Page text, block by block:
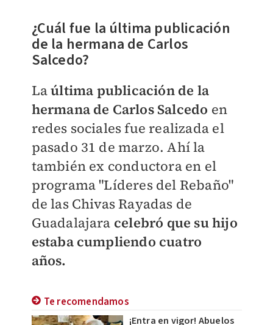
¿Cuál fue la última publicación
de la hermana de Carlos
Salcedo?
Laúltima publicación de la
hermana de Carlos Salcedo en
redes sociales fue realizada el
pasado 31 de marzo. Ahí la
también ex conductora en el
programa "Líderes del Rebaño"
de las Chivas Rayadas de
Guadalajara celebró que su hijo
estaba cumpliendo cuatro
años.
Te recomendamos
¡Entra en vigor! Abuelos